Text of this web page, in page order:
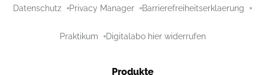
Datenschutz Privacy Manager Barrierefreiheitserklaerung
Praktikum Digitalabo hier widerrufen
Produkte